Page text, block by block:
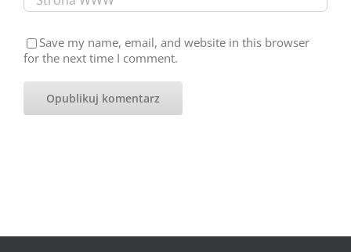
Save my name, email, and website in this browser
for the next time I comment.